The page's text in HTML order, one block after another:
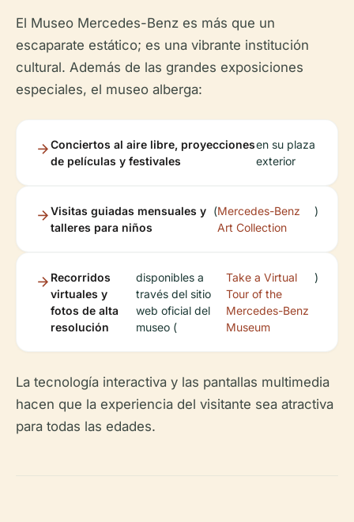
El Museo Mercedes-Benz es más que un
escaparate estático; es una vibrante institución
cultural. Además de las grandes exposiciones
especiales, el museo alberga:
Conciertos al aire libre, proyecciones
de películas y festivales
en su plaza
exterior
Visitas guiadas mensuales y
talleres para niños
(Mercedes-Benz
Art Collection
)
Recorridos
virtuales y
fotos de alta
resolución
disponibles a
través del sitio
web oficial del
museo (
Take a Virtual
Tour of the
Mercedes-Benz
Museum
)
La tecnología interactiva y las pantallas multimedia
hacen que la experiencia del visitante sea atractiva
para todas las edades.